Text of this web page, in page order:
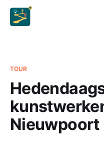
TOUR
Nieuwpoort